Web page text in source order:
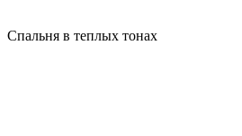
Спальня в теплых тонах